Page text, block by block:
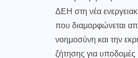
ΔΕΗ στη νέα
που διαμορφώνεται
νοημοσύνη και την
ζήτησης για